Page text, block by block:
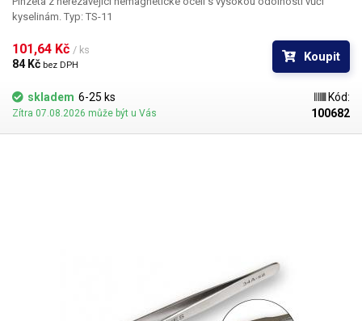
kyselinám. Typ: TS-11
101,64 Kč / ks
84 Kč bez DPH
Koupit
skladem 6-25 ks
Zítra 07.08.2026 může být u Vás
Kód:
100682